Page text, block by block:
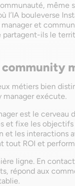
même
bouleverse
et
ils le
métiers bien
manager exécute.
est le cerveau
et fixe les
et les interactions
tout ROI et
ligne. En
répond aux